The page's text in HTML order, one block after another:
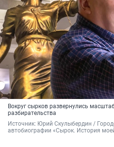
Вокруг сырков развернулись
разбирательства
Источник: Юрий Скулыбердин /
автобиографии «Сырок. История